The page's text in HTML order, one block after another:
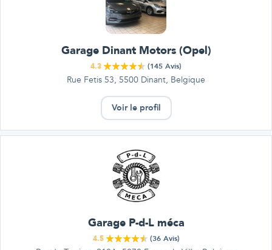
Garage Dinant Motors (Opel)
4.3 (145 Avis)
Rue Fetis 53, 5500 Dinant, Belgique
Voir le profil
Garage P-d-L méca
4.5 (36Avis)